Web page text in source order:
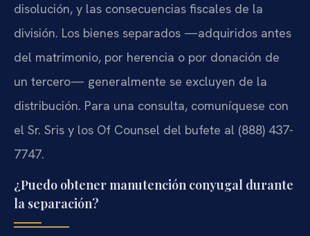
disolución, y las consecuencias fiscales de la
división. Los bienes separados —adquiridos antes
del matrimonio, por herencia o por donación de
un tercero— generalmente se excluyen de la
distribución. Para una consulta, comuníquese con
el Sr. Sris y los Of Counsel del bufete al (888) 437-
7747.
¿Puedo obtener manutención conyugal durante
la separación?